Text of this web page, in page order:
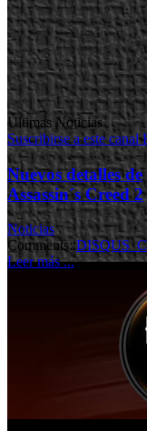
Últimas Noticias
Suscribirse a este canal
Nuevos detalles de
Assassin´s Creed 2
Noticias
Comments::
Leer más ...